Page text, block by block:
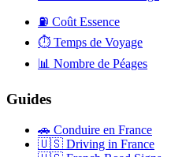
⛽ Coût Essence
⏱️ Temps de Voyage
📊 Nombre de Péages
Guides
🚗 Conduire en France
🇺🇸 Driving in France